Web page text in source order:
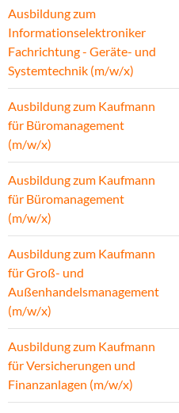
Ausbildung zum
Informationselektroniker
Fachrichtung - Geräte- und
Systemtechnik (m/w/x)
Ausbildung zum Kaufmann
für Büromanagement
(m/w/x)
Ausbildung zum Kaufmann
für Büromanagement
(m/w/x)
Ausbildung zum Kaufmann
für Groß- und
Außenhandelsmanagement
(m/w/x)
Ausbildung zum Kaufmann
für Versicherungen und
Finanzanlagen (m/w/x)